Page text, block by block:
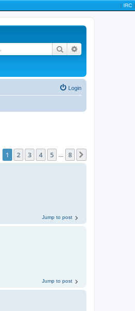
| IRC |
Search
Login
Page of 8
1 2 3 4 5 8
Jump to post
Jump to post